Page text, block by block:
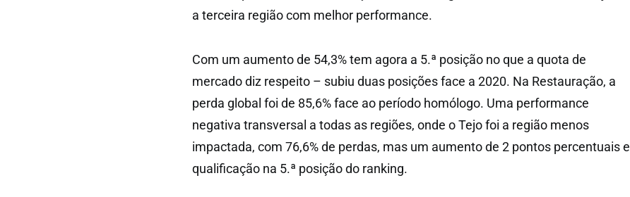
a terceira região com melhor performance.
Com um aumento de 54,3% tem agora a 5.ª posição no que a quota de
mercado diz respeito – subiu duas posições face a 2020. Na Restauração, a
perda global foi de 85,6% face ao período homólogo. Uma performance
negativa transversal a todas as regiões, onde o Tejo foi a região menos
impactada, com 76,6% de perdas, mas um aumento de 2 pontos percentuais e
qualificação na 5.ª posição do ranking.